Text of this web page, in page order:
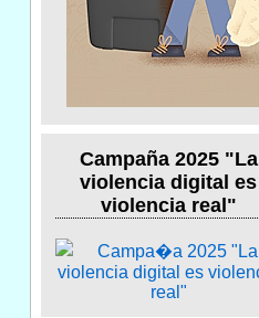
Campaña 2025 "La
violencia digital es
violencia real"